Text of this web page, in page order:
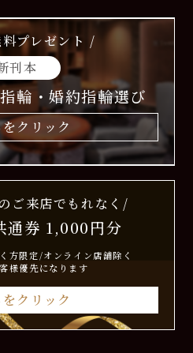
プレゼント /
刊本
輪・婚約指輪選び
クリック
ご来店でもれなく/
通券 1,000円分
方限定/オンライン店舗除く
様優先になります
クリック